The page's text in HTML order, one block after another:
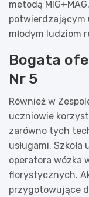
metodą
potwierdzającym
młodym ludziom
Bogata
Nr 5
Również w
uczniowie
zarówno tych
usługami.
operatora wózka
florystycznych.
przygotowujące